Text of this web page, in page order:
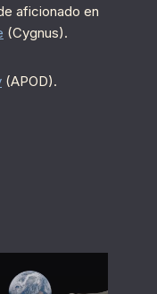
aficionado en
(Cygnus).
(APOD).